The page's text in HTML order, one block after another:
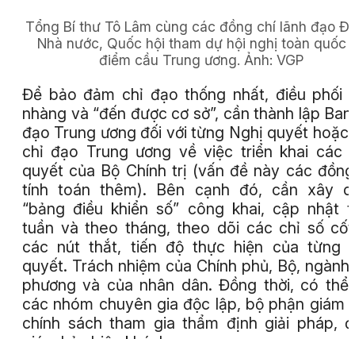
Tổng Bí thư Tô Lâm cùng các đồng chí lãnh đạo
Nhà nước, Quốc hội tham dự hội nghị toàn quốc
điểm cầu Trung ương. Ảnh: VGP
Để bảo đảm chỉ đạo thống nhất, điều phối
nhàng và “đến được cơ sở”, cần thành lập
đạo Trung ương đối với từng Nghị quyết hoặc
chỉ đạo Trung ương về việc triển khai các
quyết của Bộ Chính trị (vấn đề này các
tính toán thêm). Bên cạnh đó, cần xây
“bảng điều khiển số” công khai, cập nhật
tuần và theo tháng, theo dõi các chỉ số
các nút thắt, tiến độ thực hiện của từng
quyết. Trách nhiệm của Chính phủ, Bộ,
phương và của nhân dân. Đồng thời, có thể
các nhóm chuyên gia độc lập, bộ phận giám
chính sách tham gia thẩm định giải pháp,